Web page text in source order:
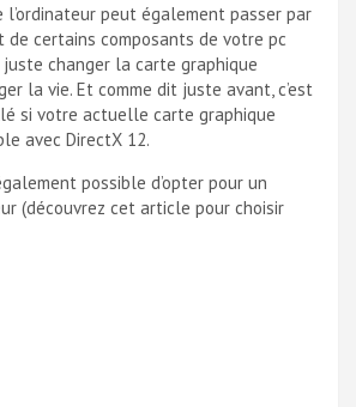
l’ordinateur peut également passer par
certains composants de votre pc
juste changer la carte graphique
la vie. Et comme dit juste avant, c’est
si votre actuelle carte graphique
avec DirectX 12.
possible d’opter pour un
(découvrez cet article pour choisir